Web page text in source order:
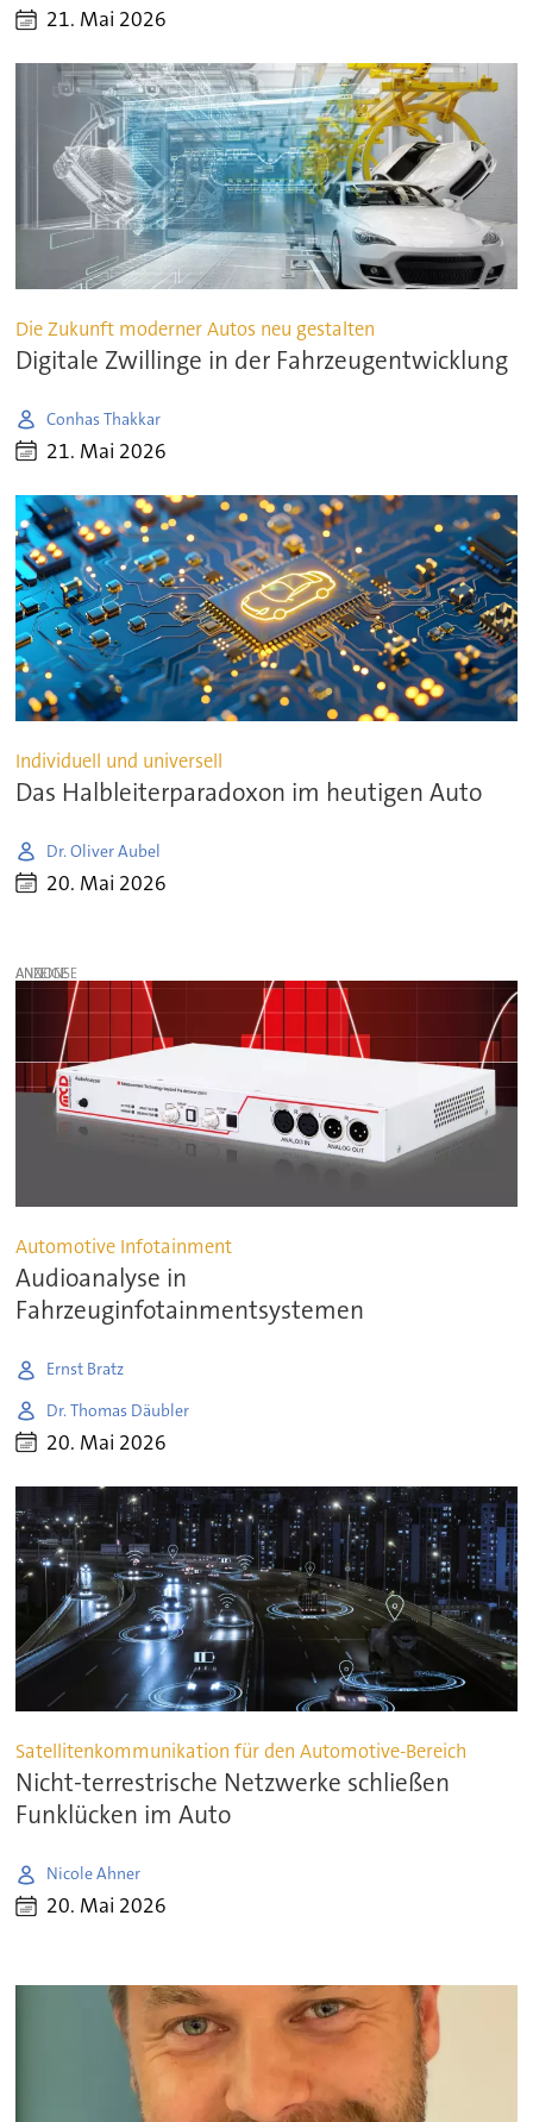
21. Mai 2026
Die Zukunft moderner Autos neu gestalten
Digitale Zwillinge in der Fahrzeugentwicklung
Conhas Thakkar
21. Mai 2026
Individuell und universell
Das Halbleiterparadoxon im heutigen Auto
Dr. Oliver Aubel
20. Mai 2026
ANZEIGE
Automotive Infotainment
Audioanalyse in
Fahrzeuginfotainmentsystemen
Ernst Bratz
Dr. Thomas Däubler
20. Mai 2026
Satellitenkommunikation für den Automotive-Bereich
Nicht-terrestrische Netzwerke schließen
Funklücken im Auto
Nicole Ahner
20. Mai 2026